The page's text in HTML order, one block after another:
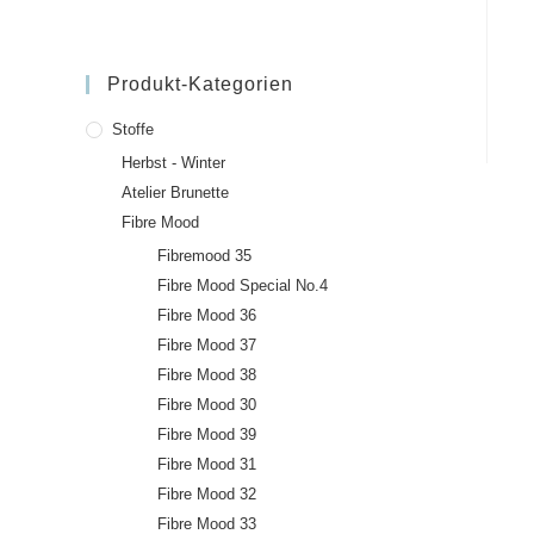
Produkt-Kategorien
Stoffe
Herbst - Winter
Atelier Brunette
Fibre Mood
Fibremood 35
Fibre Mood Special No.4
Fibre Mood 36
Fibre Mood 37
Fibre Mood 38
Fibre Mood 30
Fibre Mood 39
Fibre Mood 31
Fibre Mood 32
Fibre Mood 33